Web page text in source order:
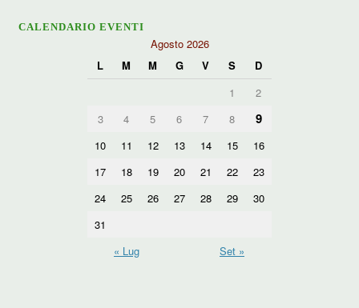
CALENDARIO EVENTI
Agosto 2026
L
M M G V S
D
1
2
3
4 5 6 7 8 9
10 11 12 13 14 15
16
17
18 19 20 21 22
23
24
25 26 27 28 29
30
31
« Lug
Set »